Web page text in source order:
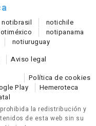
notibrasil notichile
méxico notipanama
notiuruguay
Aviso legal
Política de cookies
Play
Hemeroteca
la redistribución y
de esta web sin su